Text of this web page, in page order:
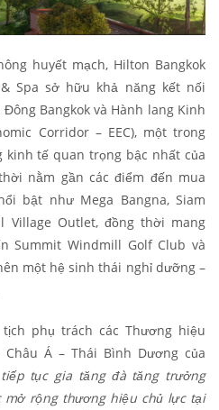
huyết mạch, Hilton Bangkok
Spa sở hữu khả năng kết nối
Bangkok và Hành lang Kinh
Corridor – EEC), một trong
tế quan trọng bậc nhất của
nằm gần các điểm đến mua
bật như Mega Bangna, Siam
Village Outlet, đồng thời mang
Summit Windmill Golf Club và
một hệ sinh thái nghỉ dưỡng –
tịch phụ trách các Thương hiệu
Á – Thái Bình Dương của
tục gia tăng đà tăng trưởng
mở rộng thương hiệu chủ lực tại